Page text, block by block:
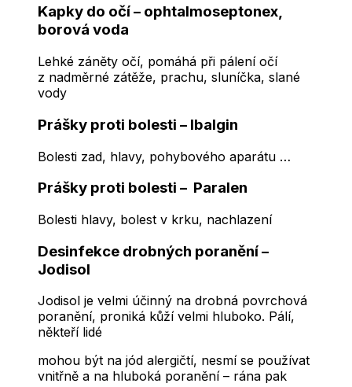
Kapky do očí – ophtalmoseptonex,
borová voda
Lehké záněty očí, pomáhá při pálení očí
z nadměrné zátěže, prachu, sluníčka, slané
vody
Prášky proti bolesti – Ibalgin
Bolesti zad, hlavy, pohybového aparátu …
Prášky proti bolesti – Paralen
Bolesti hlavy, bolest v krku, nachlazení
Desinfekce drobných poranění –
Jodisol
Jodisol je velmi účinný na drobná povrchová
poranění, proniká kůží velmi hluboko. Pálí,
někteří lidé
mohou být na jód alergičtí, nesmí se používat
vnitřně a na hluboká poranění – rána pak